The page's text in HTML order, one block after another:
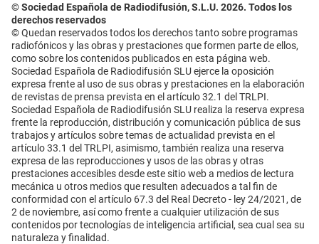
© Sociedad Española de Radiodifusión, S.L.U. 2026. Todos los
derechos reservados
© Quedan reservados todos los derechos tanto sobre programas
radiofónicos y las obras y prestaciones que formen parte de ellos,
como sobre los contenidos publicados en esta página web.
Sociedad Española de Radiodifusión SLU ejerce la oposición
expresa frente al uso de sus obras y prestaciones en la elaboración
de revistas de prensa prevista en el artículo 32.1 del TRLPI.
Sociedad Española de Radiodifusión SLU realiza la reserva expresa
frente la reproducción, distribución y comunicación pública de sus
trabajos y artículos sobre temas de actualidad prevista en el
artículo 33.1 del TRLPI, asimismo, también realiza una reserva
expresa de las reproducciones y usos de las obras y otras
prestaciones accesibles desde este sitio web a medios de lectura
mecánica u otros medios que resulten adecuados a tal fin de
conformidad con el artículo 67.3 del Real Decreto - ley 24/2021, de
2 de noviembre, así como frente a cualquier utilización de sus
contenidos por tecnologías de inteligencia artificial, sea cual sea su
naturaleza y finalidad.